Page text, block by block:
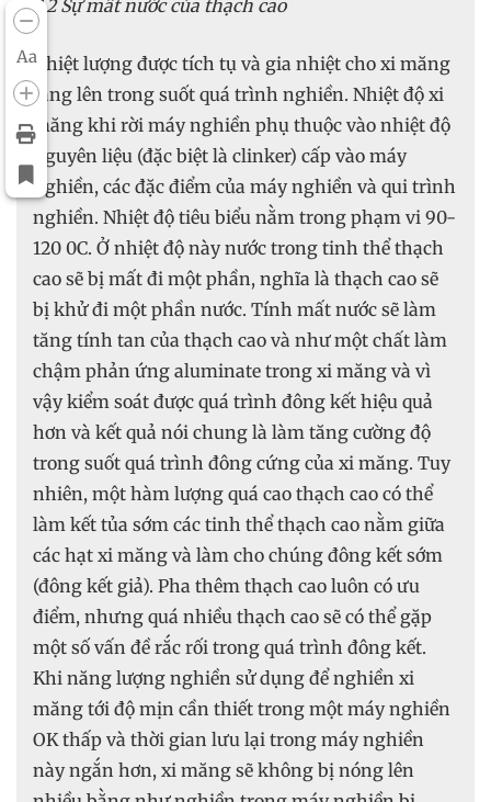
Aa
3.2 Sự mất nước của thạch cao
Nhiệt lượng được tích tụ và gia nhiệt cho xi măng
tăng lên trong suốt quá trình nghiền. Nhiệt độ xi
măng khi rời máy nghiền phụ thuộc vào nhiệt độ
nguyên liệu (đặc biệt là clinker) cấp vào máy
nghiền, các đặc điểm của máy nghiền và qui trình
nghiền. Nhiệt độ tiêu biểu nằm trong phạm vi 90-
120 0C. Ở nhiệt độ này nước trong tinh thể thạch
cao sẽ bị mất đi một phần, nghĩa là thạch cao sẽ
bị khử đi một phần nước. Tính mất nước sẽ làm
tăng tính tan của thạch cao và như một chất làm
chậm phản ứng aluminate trong xi măng và vì
vậy kiểm soát được quá trình đông kết hiệu quả
hơn và kết quả nói chung là làm tăng cường độ
trong suốt quá trình đông cứng của xi măng. Tuy
nhiên, một hàm lượng quá cao thạch cao có thể
làm kết tủa sớm các tinh thể thạch cao nằm giữa
các hạt xi măng và làm cho chúng đông kết sớm
(đông kết giả). Pha thêm thạch cao luôn có ưu
điểm, nhưng quá nhiều thạch cao sẽ có thể gặp
một số vấn đề rắc rối trong quá trình đông kết.
Khi năng lượng nghiền sử dụng để nghiền xi
măng tới độ mịn cần thiết trong một máy nghiền
OK thấp và thời gian lưu lại trong máy nghiền
này ngắn hơn, xi măng sẽ không bị nóng lên